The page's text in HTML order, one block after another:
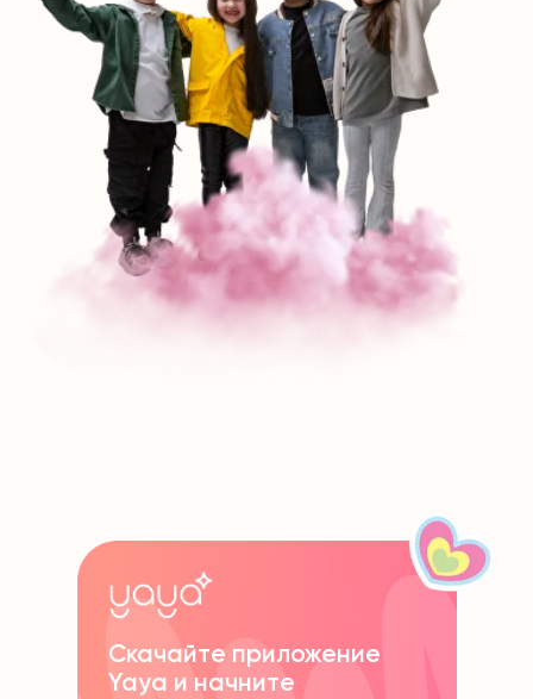
Скачайте приложение
Yaya и начните